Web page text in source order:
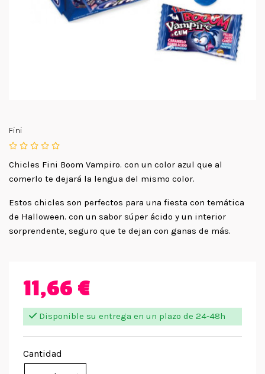
Fini
Chicles Fini Boom Vampiro. con un color azul que al
comerlo te dejará la lengua del mismo color.
Estos chicles son perfectos para una fiesta con temática
de Halloween. con un sabor súper ácido y un interior
sorprendente, seguro que te dejan con ganas de más.
11,66 €
Disponible su entrega en un plazo de 24-48h
Cantidad